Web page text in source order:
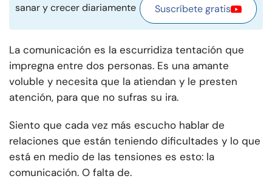
sanar y crecer diariamente Suscríbete gratis
La comunicación es la escurridiza tentación que
impregna entre dos personas. Es una amante
voluble y necesita que la atiendan y le presten
atención, para que no sufras su ira.
Siento que cada vez más escucho hablar de
relaciones que están teniendo dificultades y lo que
está en medio de las tensiones es esto: la
comunicación. O falta de.